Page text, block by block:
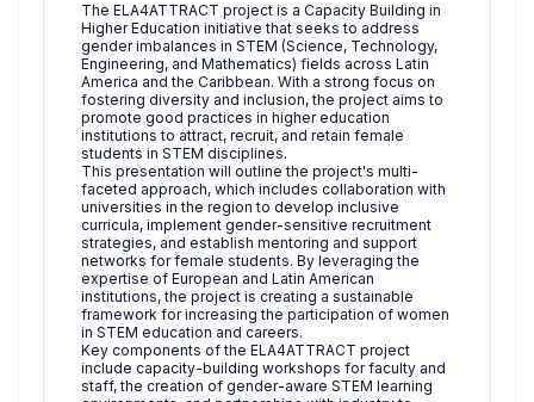
The ELA4ATTRACT project is a Capacity Building in
Higher Education initiative that seeks to address
gender imbalances in STEM (Science, Technology,
Engineering, and Mathematics) fields across Latin
America and the Caribbean. With a strong focus on
fostering diversity and inclusion, the project aims to
promote good practices in higher education
institutions to attract, recruit, and retain female
students in STEM disciplines.
This presentation will outline the project's multi-
faceted approach, which includes collaboration with
universities in the region to develop inclusive
curricula, implement gender-sensitive recruitment
strategies, and establish mentoring and support
networks for female students. By leveraging the
expertise of European and Latin American
institutions, the project is creating a sustainable
framework for increasing the participation of women
in STEM education and careers.
Key components of the ELA4ATTRACT project
include capacity-building workshops for faculty and
staff, the creation of gender-aware STEM learning